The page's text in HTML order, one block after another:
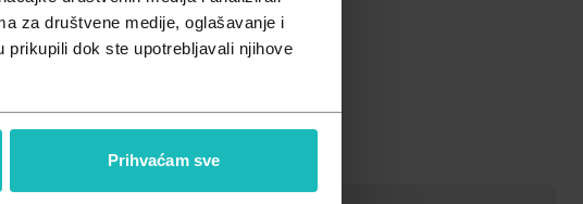
za društvene medije, oglašavanje i
dok ste upotrebljavali njihove
Prihvaćam sve